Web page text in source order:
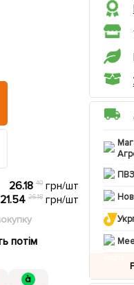
26.18 40грн/шт
21.54 26.18грн/шт
потім